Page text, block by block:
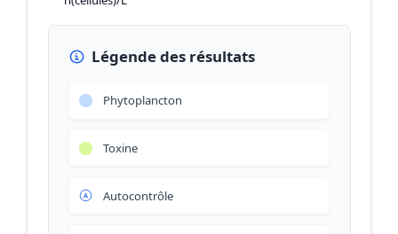
Légende des résultats
Phytoplancton
Toxine
Autocontrôle